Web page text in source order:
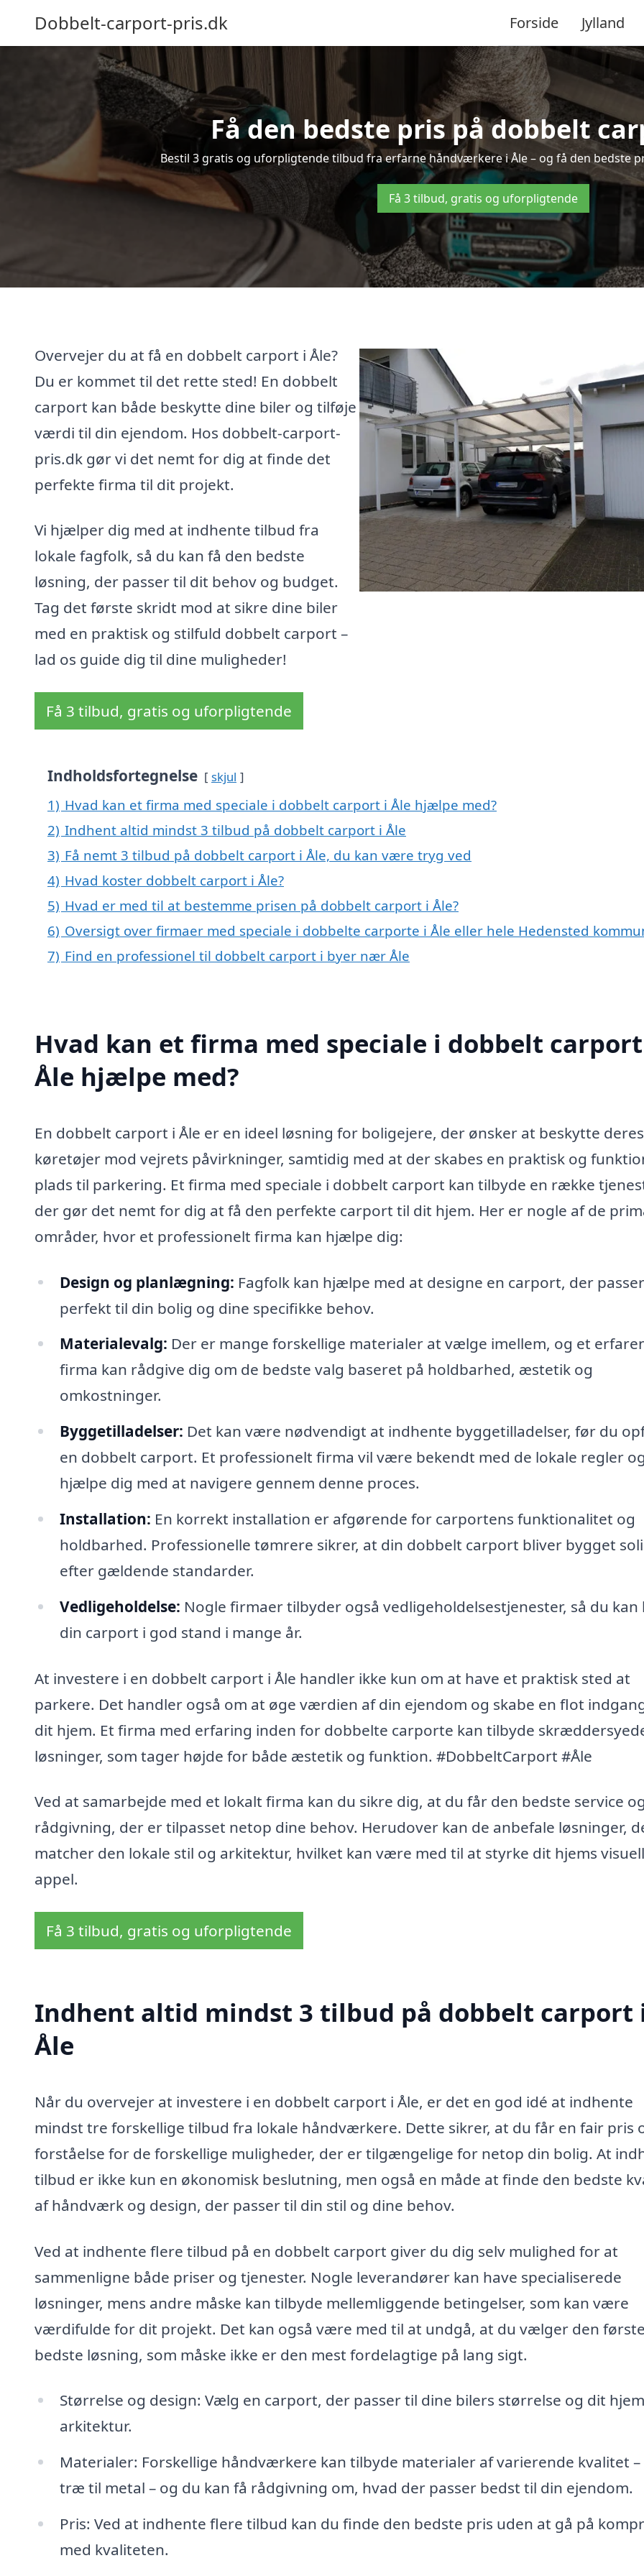
Dobbelt-carport-pris.dk Forside Jylland
Få den bedste pris på dobbelt
Bestil 3 gratis og uforpligtende tilbud fra erfarne håndværkere i Åle – og få den bedste
Få 3 tilbud, gratis og uforpligtende
Overvejer du at få en dobbelt carport i Åle?
Du er kommet til det rette sted! En dobbelt
carport kan både beskytte dine biler og tilføje
værdi til din ejendom. Hos dobbelt-carport-
pris.dk gør vi det nemt for dig at finde det
perfekte firma til dit projekt.
Vi hjælper dig med at indhente tilbud fra
lokale fagfolk, så du kan få den bedste
løsning, der passer til dit behov og budget.
Tag det første skridt mod at sikre dine biler
med en praktisk og stilfuld dobbelt carport –
lad os guide dig til dine muligheder!
Få 3 tilbud, gratis og uforpligtende
Indholdsfortegnelse skjul
1) Hvad kan et firma med speciale i dobbelt carport i Åle hjælpe med?
2) Indhent altid mindst 3 tilbud på dobbelt carport i Åle
3) Få nemt 3 tilbud på dobbelt carport i Åle, du kan være tryg ved
4) Hvad koster dobbelt carport i Åle?
5) Hvad er med til at bestemme prisen på dobbelt carport i Åle?
6) Oversigt over firmaer med speciale i dobbelte carporte i Åle eller hele Hedensted
7) Find en professionel til dobbelt carport i byer nær Åle
Hvad kan et firma med speciale i dobbelt
Åle hjælpe med?
En dobbelt carport i Åle er en ideel løsning for boligejere, der ønsker at beskytte deres
køretøjer mod vejrets påvirkninger, samtidig med at der skabes en praktisk og
plads til parkering. Et firma med speciale i dobbelt carport kan tilbyde en række
der gør det nemt for dig at få den perfekte carport til dit hjem. Her er nogle af de
områder, hvor et professionelt firma kan hjælpe dig:
Design og planlægning: Fagfolk kan hjælpe med at designe en carport, der passer
perfekt til din bolig og dine specifikke behov.
Materialevalg: Der er mange forskellige materialer at vælge imellem, og et
firma kan rådgive dig om de bedste valg baseret på holdbarhed, æstetik og
omkostninger.
Byggetilladelser: Det kan være nødvendigt at indhente byggetilladelser, før du
en dobbelt carport. Et professionelt firma vil være bekendt med de lokale regler
hjælpe dig med at navigere gennem denne proces.
Installation: En korrekt installation er afgørende for carportens funktionalitet og
holdbarhed. Professionelle tømrere sikrer, at din dobbelt carport bliver bygget
efter gældende standarder.
Vedligeholdelse: Nogle firmaer tilbyder også vedligeholdelsestjenester, så du kan
din carport i god stand i mange år.
At investere i en dobbelt carport i Åle handler ikke kun om at have et praktisk sted at
parkere. Det handler også om at øge værdien af din ejendom og skabe en flot
dit hjem. Et firma med erfaring inden for dobbelte carporte kan tilbyde
løsninger, som tager højde for både æstetik og funktion. #DobbeltCarport #Åle
Ved at samarbejde med et lokalt firma kan du sikre dig, at du får den bedste service
rådgivning, der er tilpasset netop dine behov. Herudover kan de anbefale løsninger,
matcher den lokale stil og arkitektur, hvilket kan være med til at styrke dit hjems
appel.
Få 3 tilbud, gratis og uforpligtende
Indhent altid mindst 3 tilbud på dobbelt carport
Åle
Når du overvejer at investere i en dobbelt carport i Åle, er det en god idé at indhente
mindst tre forskellige tilbud fra lokale håndværkere. Dette sikrer, at du får en fair pris
forståelse for de forskellige muligheder, der er tilgængelige for netop din bolig. At
tilbud er ikke kun en økonomisk beslutning, men også en måde at finde den bedste
af håndværk og design, der passer til din stil og dine behov.
Ved at indhente flere tilbud på en dobbelt carport giver du dig selv mulighed for at
sammenligne både priser og tjenester. Nogle leverandører kan have specialiserede
løsninger, mens andre måske kan tilbyde mellemliggende betingelser, som kan være
værdifulde for dit projekt. Det kan også være med til at undgå, at du vælger den
bedste løsning, som måske ikke er den mest fordelagtige på lang sigt.
Størrelse og design: Vælg en carport, der passer til dine bilers størrelse og dit
arkitektur.
Materialer: Forskellige håndværkere kan tilbyde materialer af varierende kvalitet
træ til metal – og du kan få rådgivning om, hvad der passer bedst til din ejendom.
Pris: Ved at indhente flere tilbud kan du finde den bedste pris uden at gå på
med kvaliteten.